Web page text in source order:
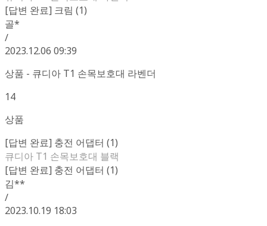
[답변 완료] 크림 (1)
골*
/
2023.12.06 09:39
상품 - 큐디아 T1 손목보호대 라벤더
14
상품
[답변 완료] 충전 어댑터 (1)
큐디아 T1 손목보호대 블랙
[답변 완료] 충전 어댑터 (1)
김**
/
2023.10.19 18:03